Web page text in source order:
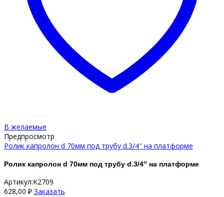
В желаемые
Предпросмотр
Ролик капролон d 70мм под трубу d.3/4″ на платформе
Ролик капролон d 70мм под трубу d.3/4″ на платформе
Артикул:К2709
628,00 ₽ Заказать